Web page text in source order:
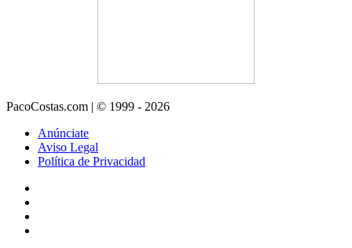
PacoCostas.com | © 1999 - 2026
Anúnciate
Aviso Legal
Política de Privacidad